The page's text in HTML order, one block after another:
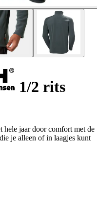
1/2 rits
jaar door comfort met de
je alleen of in laagjes kunt